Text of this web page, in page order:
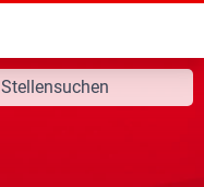
Stellensuchen